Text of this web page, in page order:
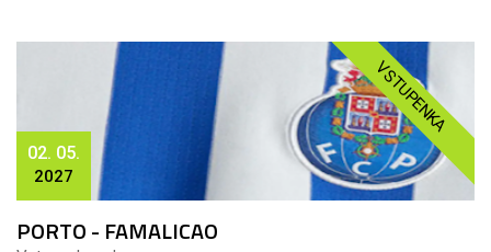
VSTUPENKA
02. 05.
2027
PORTO - FAMALICAO